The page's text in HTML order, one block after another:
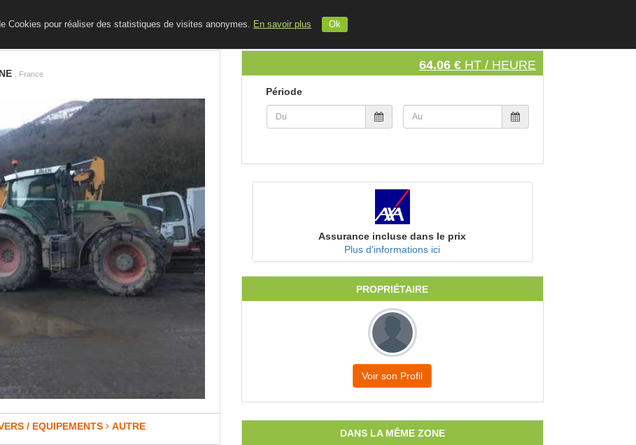
INSCRIVEZ VOTRE MATERIEL
Cookies pour réaliser des statistiques de visites anonymes. En savoir plus Ok
, France
/ EQUIPEMENTS AUTRE
64.06 € HT / HEURE
Période
Assurance incluse dans le prix
Plus d'informations ici
PROPRIÉTAIRE
Voir son Profil
DANS LA MÊME ZONE